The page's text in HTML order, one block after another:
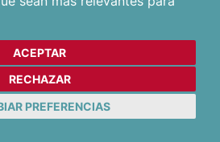
ACEPTAR
RECHAZAR
PREFERENCIAS